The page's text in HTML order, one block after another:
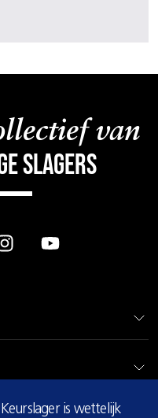
is wettelijk
van
slagers